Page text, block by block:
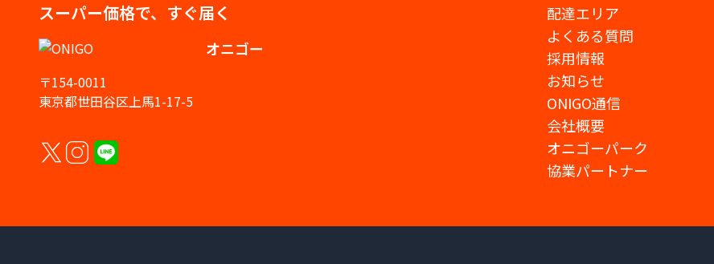
スーパー価格で、すぐ届く
オニゴー
〒154-0011
東京都世田谷区上馬1-17-5
配達エリア
よくある質問
採用情報
お知らせ
ONIGO通信
会社概要
オニゴーパーク
協業パートナー